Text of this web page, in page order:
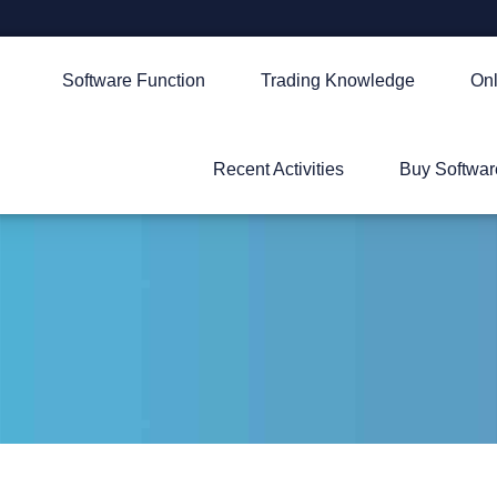
Software Function Trading Knowledge
Recent Activities Buy